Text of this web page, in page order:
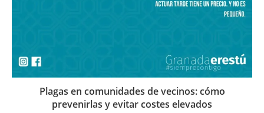
Plagas en comunidades de vecinos: cómo
prevenirlas y evitar costes elevados